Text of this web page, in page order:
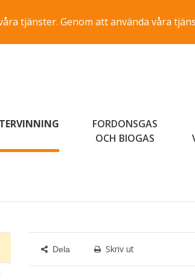
tjänster. Genom att använda våra
FORDONSGAS
OCH BIOGAS
Dela Skriv ut